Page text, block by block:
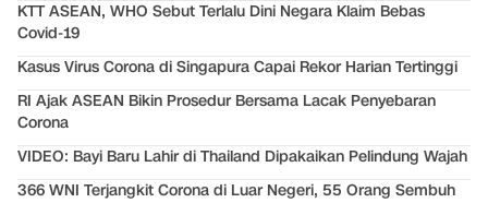
KTT ASEAN, WHO Sebut Terlalu Dini Negara Klaim Bebas
Covid-19
Kasus Virus Corona di Singapura Capai Rekor Harian Tertinggi
RI Ajak ASEAN Bikin Prosedur Bersama Lacak Penyebaran
Corona
VIDEO: Bayi Baru Lahir di Thailand Dipakaikan Pelindung Wajah
366 WNI Terjangkit Corona di Luar Negeri, 55 Orang Sembuh